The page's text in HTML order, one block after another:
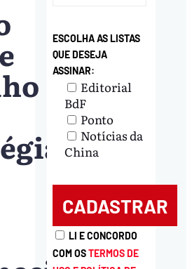
ESCOLHA AS LISTAS
QUE DESEJA
ASSINAR:
Editorial
BdF
Ponto
Notícias da
China
LI E CONCORDO
COM OSTERMOS DE